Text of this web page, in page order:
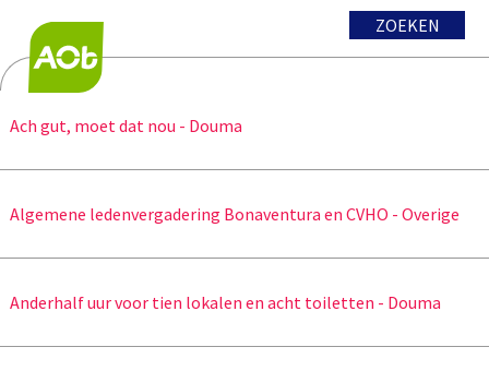
ZOEKEN
Ach gut, moet dat nou - Douma
Algemene ledenvergadering Bonaventura en CVHO - Overige
Anderhalf uur voor tien lokalen en acht toiletten - Douma